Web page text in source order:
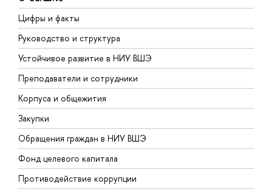
Цифры и факты
Руководство и структура
Устойчивое развитие в НИУ ВШЭ
Преподаватели и сотрудники
Корпуса и общежития
Закупки
Обращения граждан в НИУ ВШЭ
Фонд целевого капитала
Противодействие коррупции